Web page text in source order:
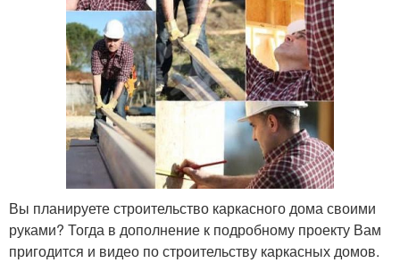
Вы планируете строительство каркасного дома своими
руками? Тогда в дополнение к подробному проекту Вам
пригодится и видео по строительству каркасных домов.